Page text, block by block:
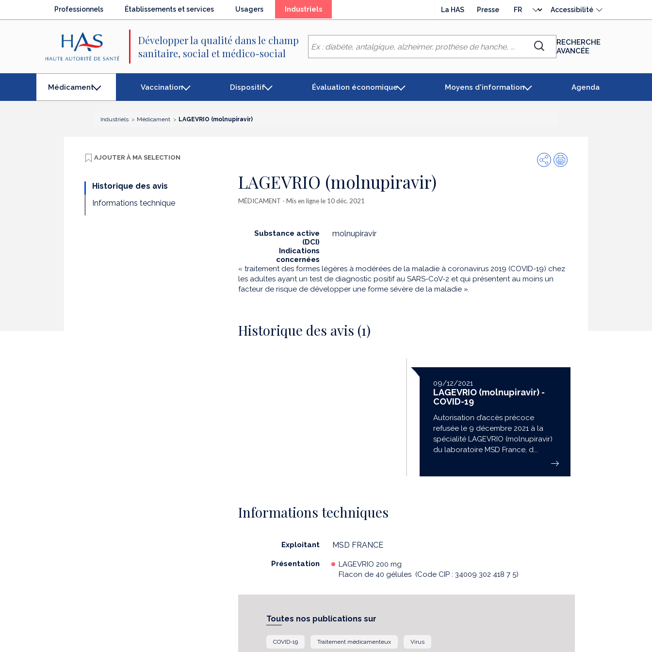
Professionnels Établissements et services Usagers Industriels(élément
La HAS Presse
langue
Accessibilité
Développer la qualité dans le champ
sanitaire, social et médico-social
Chercher
RECHERCHE
AVANCÉE
Médicament
(élément
séléctionné)
Vaccination Dispositif Évaluation économique Moyens d'information Agenda
Industriels Médicament LAGEVRIO (molnupiravir)
AJOUTER À MA SELECTION
Historique des avis
Informations technique
PartagerImpression
LAGEVRIO (molnupiravir)
MÉDICAMENT - Mis en ligne le 10 déc. 2021
Substance active
(DCI)
molnupiravir
Indications
concernées
« traitement des formes légères à modérées de la maladie à coronavirus 2019 (COVID-19) chez
les adultes ayant un test de diagnostic positif au SARS-CoV-2 et qui présentent au moins un
facteur de risque de développer une forme sévère de la maladie ».
Historique des avis (1)
09/12/2021
LAGEVRIO (molnupiravir) -
COVID-19
Autorisation d’accès précoce
refusée le 9 décembre 2021 à la
spécialité LAGEVRIO (molnupiravir)
du laboratoire MSD France, d...
Informations techniques
Exploitant MSD FRANCE
Présentation
LAGEVRIO 200 mg
Flacon de 40 gélules (Code CIP : 34009 302 418 7 5)
Toutes nos publications sur
COVID-19 Traitement médicamenteux Virus